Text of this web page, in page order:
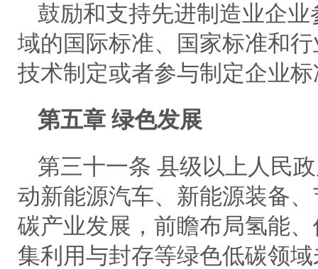
鼓励和支持先进制造业企
域的国际标准、国家标准和
技术制定或者参与制定企业
第五章 绿色发展
第三十一条 县级以上人民
动新能源汽车、新能源装备
碳产业发展，前瞻布局氢能
集利用与封存等绿色低碳领